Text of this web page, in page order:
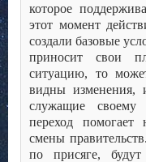
которое
этот момент
создали базовые
приносит свои
ситуацию, то
видны изменения,
служащие
переход
смены
по присяге,